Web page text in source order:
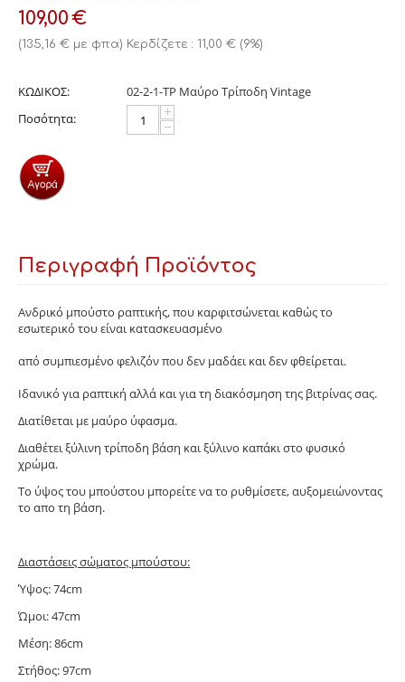
109,00€
(135,16 € με φπα) Κερδίζετε : 11,00 € (9%)
ΚΩΔΙΚΟΣ:
02-2-1-ΤΡ Μαύρο Τρίποδη Vintage
Ποσότητα:
+
−
Περιγραφή Προϊόντος
Ανδρικό μπούστο ραπτικής, που καρφιτσώνεται καθώς το
εσωτερικό του είναι κατασκευασμένο
από συμπιεσμένο φελιζόν που δεν μαδάει και δεν φθείρεται.
Ιδανικό για ραπτική αλλά και για τη διακόσμηση της βιτρίνας σας.
Διατίθεται με μαύρο ύφασμα.
Διαθέτει ξύλινη τρίποδη βάση και ξύλινο καπάκι στο φυσικό
χρώμα.
Το ύψος του μπούστου μπορείτε να το ρυθμίσετε, αυξομειώνοντας
το απο τη βάση.
Διαστάσεις σώματος μπούστου:
Ύψος: 74cm
Ώμοι: 47cm
Μέση: 86cm
Στήθος: 97cm